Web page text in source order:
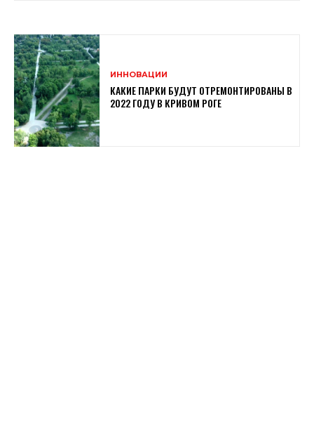
ИННОВАЦИИ
КАКИЕ ПАРКИ БУДУТ ОТРЕМОНТИРОВАНЫ В
2022 ГОДУ В КРИВОМ РОГЕ